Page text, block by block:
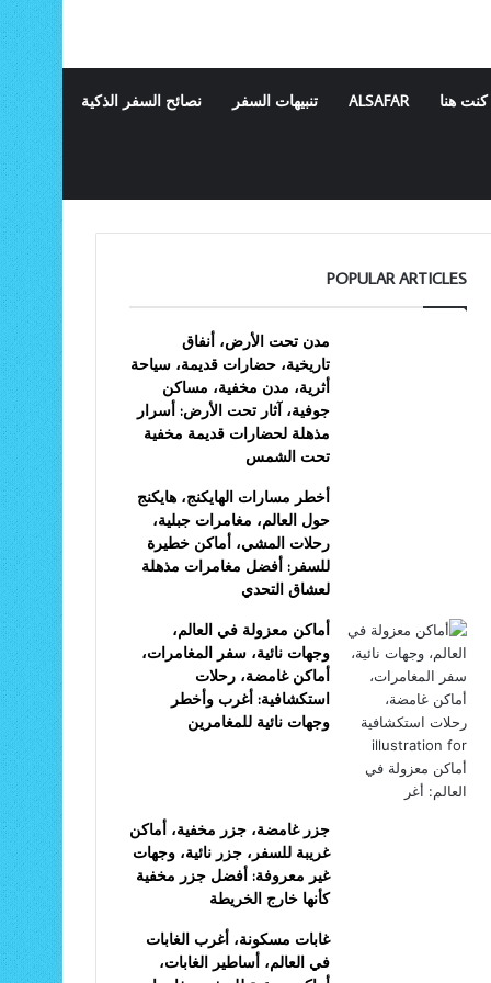
كنت هنا ALSAFAR تنبيهات السفر نصائح السفر الذكية
POPULAR ARTICLES
مدن تحت الأرض، أنفاق
تاريخية، حضارات قديمة، سياحة
أثرية، مدن مخفية، مساكن
جوفية، آثار تحت الأرض: أسرار
مذهلة لحضارات قديمة مخفية
تحت الشمس
أخطر مسارات الهايكنج، هايكنج
حول العالم، مغامرات جبلية،
رحلات المشي، أماكن خطيرة
للسفر: أفضل مغامرات مذهلة
لعشاق التحدي
أماكن معزولة في العالم،
وجهات نائية، سفر المغامرات،
أماكن غامضة، رحلات
استكشافية: أغرب وأخطر
وجهات نائية للمغامرين
جزر غامضة، جزر مخفية، أماكن
غريبة للسفر، جزر نائية، وجهات
غير معروفة: أفضل جزر مخفية
كأنها خارج الخريطة
غابات مسكونة، أغرب الغابات
في العالم، أساطير الغابات،